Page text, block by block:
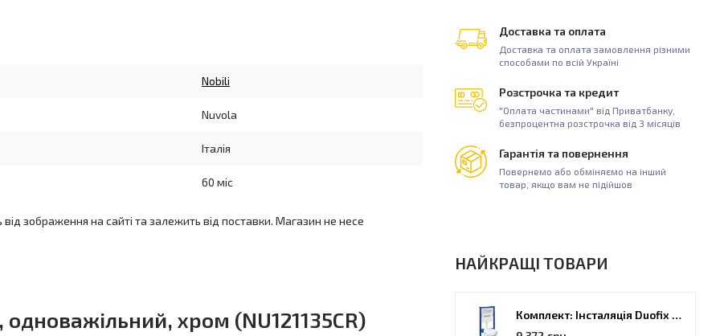
Доставка та оплата
Доставка та оплата замовлення різними
способами по всій Україні
Розстрочка та кредит
"Оплата частинами" від Приватбанку,
безпроцентна розстрочка від 3 місяців
Гарантія та повернення
Повернемо або обміняємо на інший
товар, якщо вам не підійшов
НАЙКРАЩІ ТОВАРИ
Комплект: Інсталяція Duofix PRO 20 + унітаз Kolo Idol (118.315.21.2)
Nobili
Nuvola
Італія
60 міс
зображення на сайті та залежить від поставки. Магазин не несе
хром (NU121135CR)